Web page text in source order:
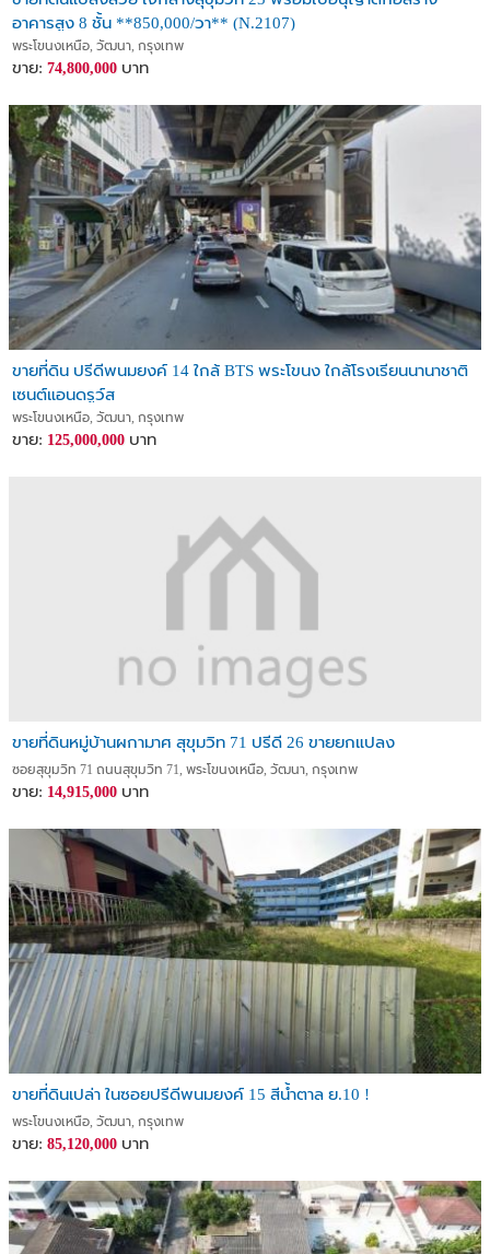
อาคารสูง 8 ชั้น **850,000/วา** (N.2107)
พระโขนงเหนือ, วัฒนา, กรุงเทพ
ขาย: 74,800,000 บาท
ขายที่ดิน ปรีดีพนมยงค์ 14 ใกล้ BTS พระโขนง ใกล้โรงเรียนนานาชาติ
เซนต์แอนดรูว์ส
พระโขนงเหนือ, วัฒนา, กรุงเทพ
ขาย: 125,000,000 บาท
ขายที่ดินหมู่บ้านผกามาศ สุขุมวิท 71 ปรีดี 26 ขายยกแปลง
ซอยสุขุมวิท 71 ถนนสุขุมวิท 71, พระโขนงเหนือ, วัฒนา, กรุงเทพ
ขาย: 14,915,000 บาท
ขายที่ดินเปล่า ในซอยปรีดีพนมยงค์ 15 สีน้ำตาล ย.10 !
พระโขนงเหนือ, วัฒนา, กรุงเทพ
ขาย: 85,120,000 บาท